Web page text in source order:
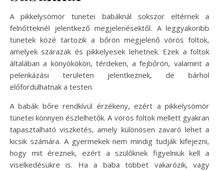
A pikkelysömör tünetei babáknál sokszor eltérnek a
felnőtteknél jelentkező megjelenésektől. A leggyakoribb
tünetek közé tartozik a bőrön megjelenő vörös foltok,
amelyek szárazak és pikkelyesek lehetnek. Ezek a foltok
általában a könyökökön, térdeken, a fejbőrön, valamint a
pelenkázási területen jelentkeznek, de bárhol
előfordulhatnak a testen.
A babák bőre rendkívül érzékeny, ezért a pikkelysömör
tünetei könnyen észlelhetők. A vörös foltok mellett gyakran
tapasztalható viszketés, amely különösen zavaró lehet a
kicsik számára. A gyermekek nem mindig tudják kifejezni,
hogy mit éreznek, ezért a szülőknek figyelniük kell a
viselkedésükre is. Ha a baba többet vakarózik, vagy